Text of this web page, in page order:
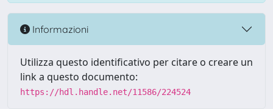
Informazioni
Utilizza questo identificativo per citare o creare un
link a questo documento:
https://hdl.handle.net/11586/224524